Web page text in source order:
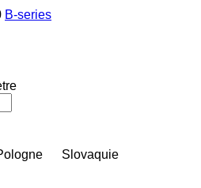
B-series
Slovaquie